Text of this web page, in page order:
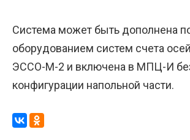
Система может быть дополнена
оборудованием систем счета
ЭССО-М-2 и включена в МПЦ-И
конфигурации напольной части.